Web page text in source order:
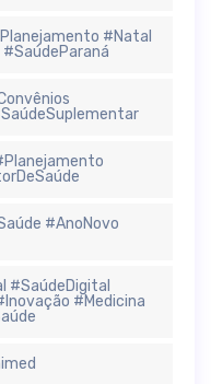
#Natal
#AnoNovo
#SaúdeDigital
#Medicina